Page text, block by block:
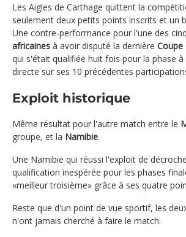
Les Aigles de Carthage quittent la
seulement deux petits points inscrits et un
Une contre-performance pour l'une des
africaines à avoir disputé la dernière Coupe
qui s'était qualifiée huit fois pour la phase
directe sur ses 10 précédentes
Exploit historique
Même résultat pour l'autre match entre le
groupe, et la Namibie.
Une Namibie qui réussi l'exploit de
qualification inespérée pour les phases
«meilleur troisième» grâce à ses quatre
Reste que d'un point de vue sportif, les
n'ont jamais cherché à faire le match.